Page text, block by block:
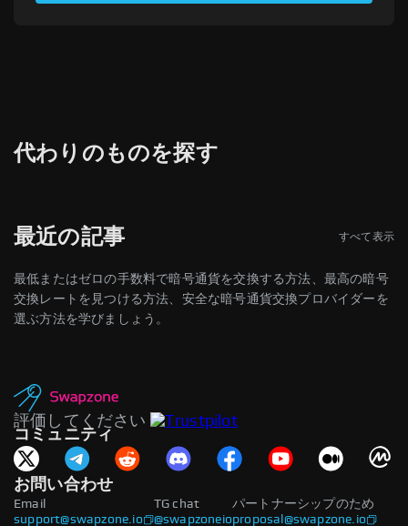
レビュー
利用規約 および プライバシーポリシー
代わりのものを探す
最近の記事 すべて表示
最低またはゼロの手数料で暗号通貨を交換する方法、最高の暗号
交換レートを見つける方法、安全な暗号通貨交換プロバイダーを
選ぶ方法を学びましょう。
評価してください
コミュニティ
お問い合わせ
Email
support@swapzone.io
パートナーシップのため
proposal@swapzone.io
TG chat
@swapzoneio